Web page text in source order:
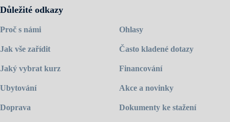
Důležité odkazy
Proč s námi
Jak vše zařídit
Jaký vybrat kurz
Ubytování
Doprava
Ohlasy
Často kladené dotazy
Financování
Akce a novinky
Dokumenty ke stažení